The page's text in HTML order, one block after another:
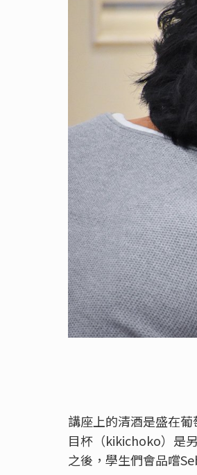
講座上的清酒是盛在
目杯（kikichoko）是
之後，學生們會品嚐